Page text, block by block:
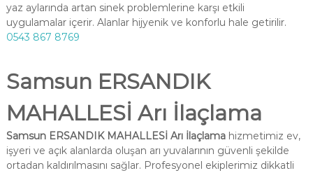
yaz aylarında artan sinek problemlerine karşı etkili
uygulamalar içerir. Alanlar hijyenik ve konforlu hale getirilir.
0543 867 8769
Samsun ERSANDIK
MAHALLESİ Arı İlaçlama
Samsun ERSANDIK MAHALLESİ Arı İlaçlamahizmetimiz ev,
işyeri ve açık alanlarda oluşan arı yuvalarının güvenli şekilde
ortadan kaldırılmasını sağlar. Profesyonel ekiplerimiz dikkatli